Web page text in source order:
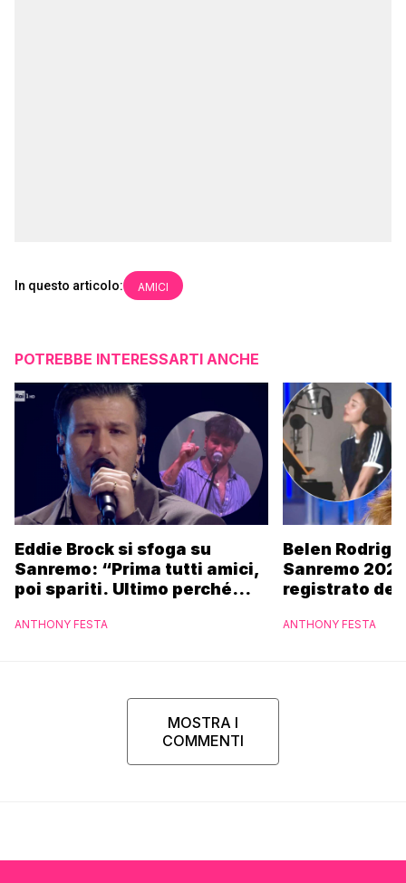
In questo articolo: AMICI
POTREBBE INTERESSARTI ANCHE
Eddie Brock si sfoga su
Sanremo: “Prima tutti amici,
poi spariti. Ultimo perché
marchette”
ANTHONY FESTA
Belen
Sanremo
registrato dei
ANTHONY FESTA
MOSTRA I
COMMENTI